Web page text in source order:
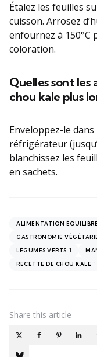
Étalez les feuilles
cuisson. Arrosez
enfournez à 150°C
coloration.
Quelles sont les
chou kale plus
Enveloppez-le
réfrigérateur
blanchissez les
en sachets.
ALIMENTATION
GASTRONOMIE
LÉGUMES VERTS 1
RECETTE DE CHOU KALE 1
Share this article